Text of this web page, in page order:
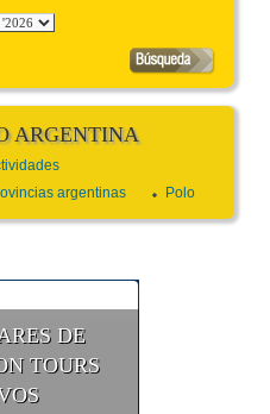
ARGENTINA
argentinas Polo
DE
TOURS